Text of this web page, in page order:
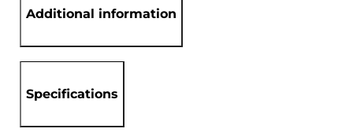
Additional information
Specifications